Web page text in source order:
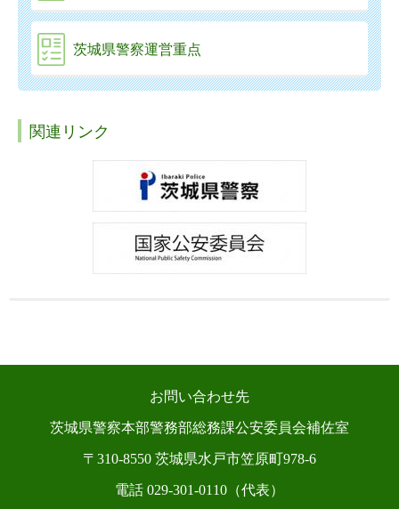
茨城県警察運営重点
関連リンク
お問い合わせ先
茨城県警察本部警務部総務課公安委員会補佐室
〒310-8550 茨城県水戸市笠原町978-6
電話 029-301-0110（代表）